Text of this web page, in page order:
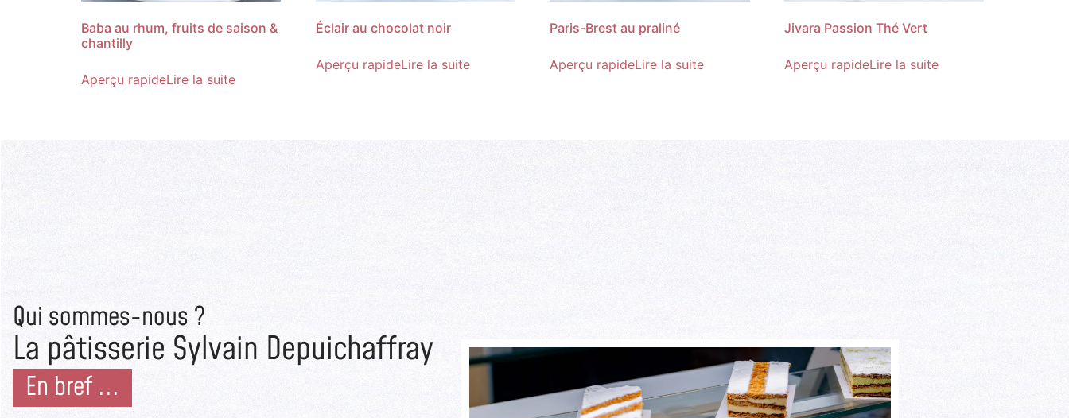
Baba au rhum, fruits de saison &
chantilly
Aperçu rapideLire la suite
Éclair au chocolat noir
Aperçu rapideLire la suite
Paris-Brest au praliné
Aperçu rapideLire la suite
Jivara Passion Thé Vert
Aperçu rapideLire la suite
Qui sommes-nous ?
La pâtisserie Sylvain Depuichaffray
En bref ...